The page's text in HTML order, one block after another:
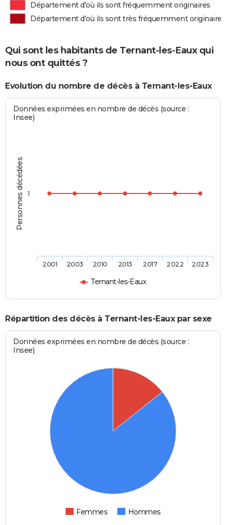
Département d'où ils sont fréquemment originaires
Département d'où ils sont très fréquemment originaires
Qui sont les habitants de Ternant-les-Eaux qui
nous ont quittés ?
Evolution du nombre de décès à Ternant-les-Eaux
Personnes décédées
Données exprimées en nombre de décès (source :
Insee)
Ternant-les-Eaux
2001 2003 2010 2013 2017 2022 2023
1
Répartition des décès à Ternant-les-Eaux par sexe
Données exprimées en nombre de décès (source :
Insee)
Femmes Hommes